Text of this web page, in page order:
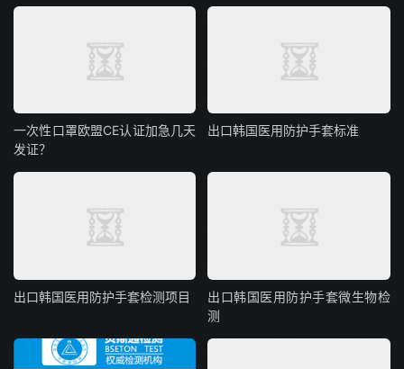
一次性口罩欧盟CE认证加急几天
发证？
出口韩国医用防护手套标准
出口韩国医用防护手套检测项目
出口韩国医用防护手套微生物检
测